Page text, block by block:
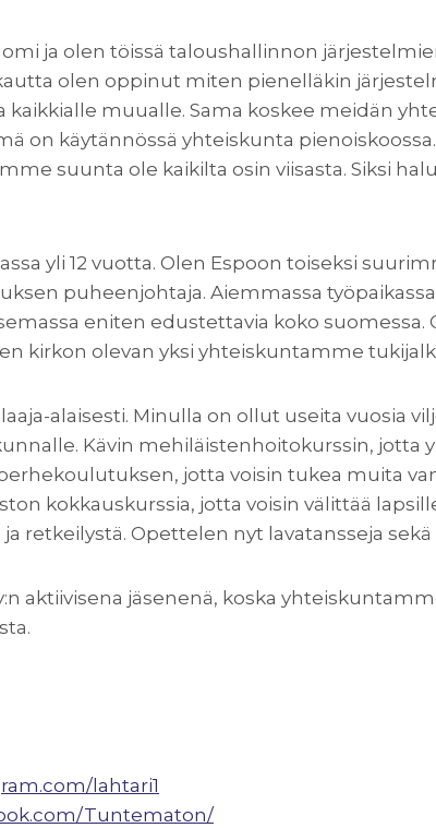
ja olen töissä taloushallinnon
olen oppinut miten pienelläkin
kaikkialle muualle. Sama koskee meidän
on käytännössä yhteiskunta
suunta ole kaikilta osin viisasta. Siksi
yli 12 vuotta. Olen Espoon toiseksi
puheenjohtaja. Aiemmassa
eniten edustettavia koko suomessa.
kirkon olevan yksi yhteiskuntamme
alaisesti. Minulla on ollut useita vuosia
Kävin mehiläistenhoitokurssin, jotta
jotta voisin tukea muita
kokkauskurssia, jotta voisin välittää
retkeilystä. Opettelen nyt lavatansseja
aktiivisena jäsenenä, koska
lahtari1
Tuntematon/